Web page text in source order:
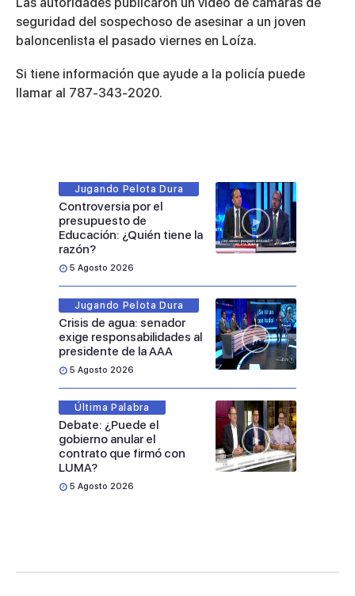
32
seconds
Las autoridades publicaron un video de cámaras de
seguridad del sospechoso de asesinar a un joven
baloncenlista el pasado viernes en Loíza.
Si tiene información que ayude a la policía puede
llamar al 787-343-2020.
Jugando Pelota Dura
Controversia por el
presupuesto de
Educación: ¿Quién tiene la
razón?
5 Agosto 2026
Jugando Pelota Dura
Crisis de agua: senador
exige responsabilidades al
presidente de la AAA
5 Agosto 2026
Última Palabra
Debate: ¿Puede el
gobierno anular el
contrato que firmó con
LUMA?
5 Agosto 2026